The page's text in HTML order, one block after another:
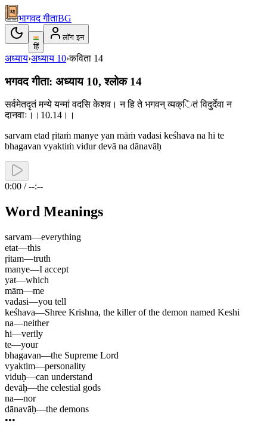
भागवद गीताBG
हिं
लॉग इन
अध्याय›अध्याय 10›कविता 14
भगवद गीता: अध्याय 10, श्लोक 14
सर्वमेतदृतं मन्ये यन्मां वदसि केशव। न हि ते भगवन् व्यक्ितं विदुर्देवा न
दानवाः।।10.14।।
sarvam etad ṛitaṁ manye yan māṁ vadasi keśhava na hi te
bhagavan vyaktiṁ vidur devā na dānavāḥ
0:00 / --:--
Word Meanings
sarvam—everything
etat—this
ṛitam—truth
manye—I accept
yat—which
mām—me
vadasi—you tell
keśhava—Shree Krishna, the killer of the demon named Keshi
na—neither
hi—verily
te—your
bhagavan—the Supreme Lord
vyaktim—personality
viduḥ—can understand
devāḥ—the celestial gods
na—nor
dānavāḥ—the demons
•••